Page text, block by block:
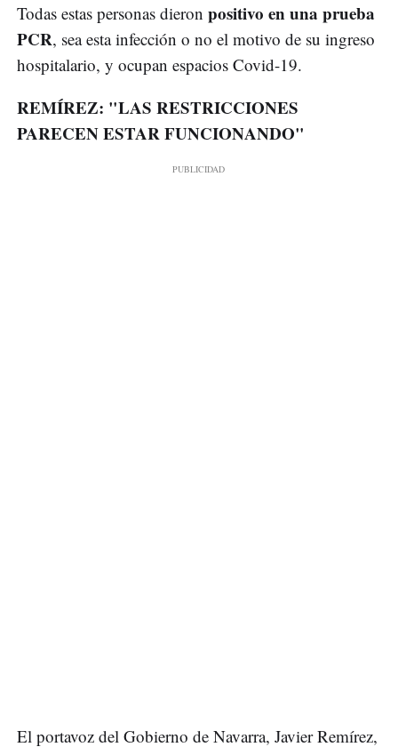
Todas estas personas dieron positivo en una prueba
PCR, sea esta infección o no el motivo de su ingreso
hospitalario, y ocupan espacios Covid-19.
REMÍREZ: "LAS RESTRICCIONES
PARECEN ESTAR FUNCIONANDO"
El portavoz del Gobierno de Navarra, Javier Remírez,